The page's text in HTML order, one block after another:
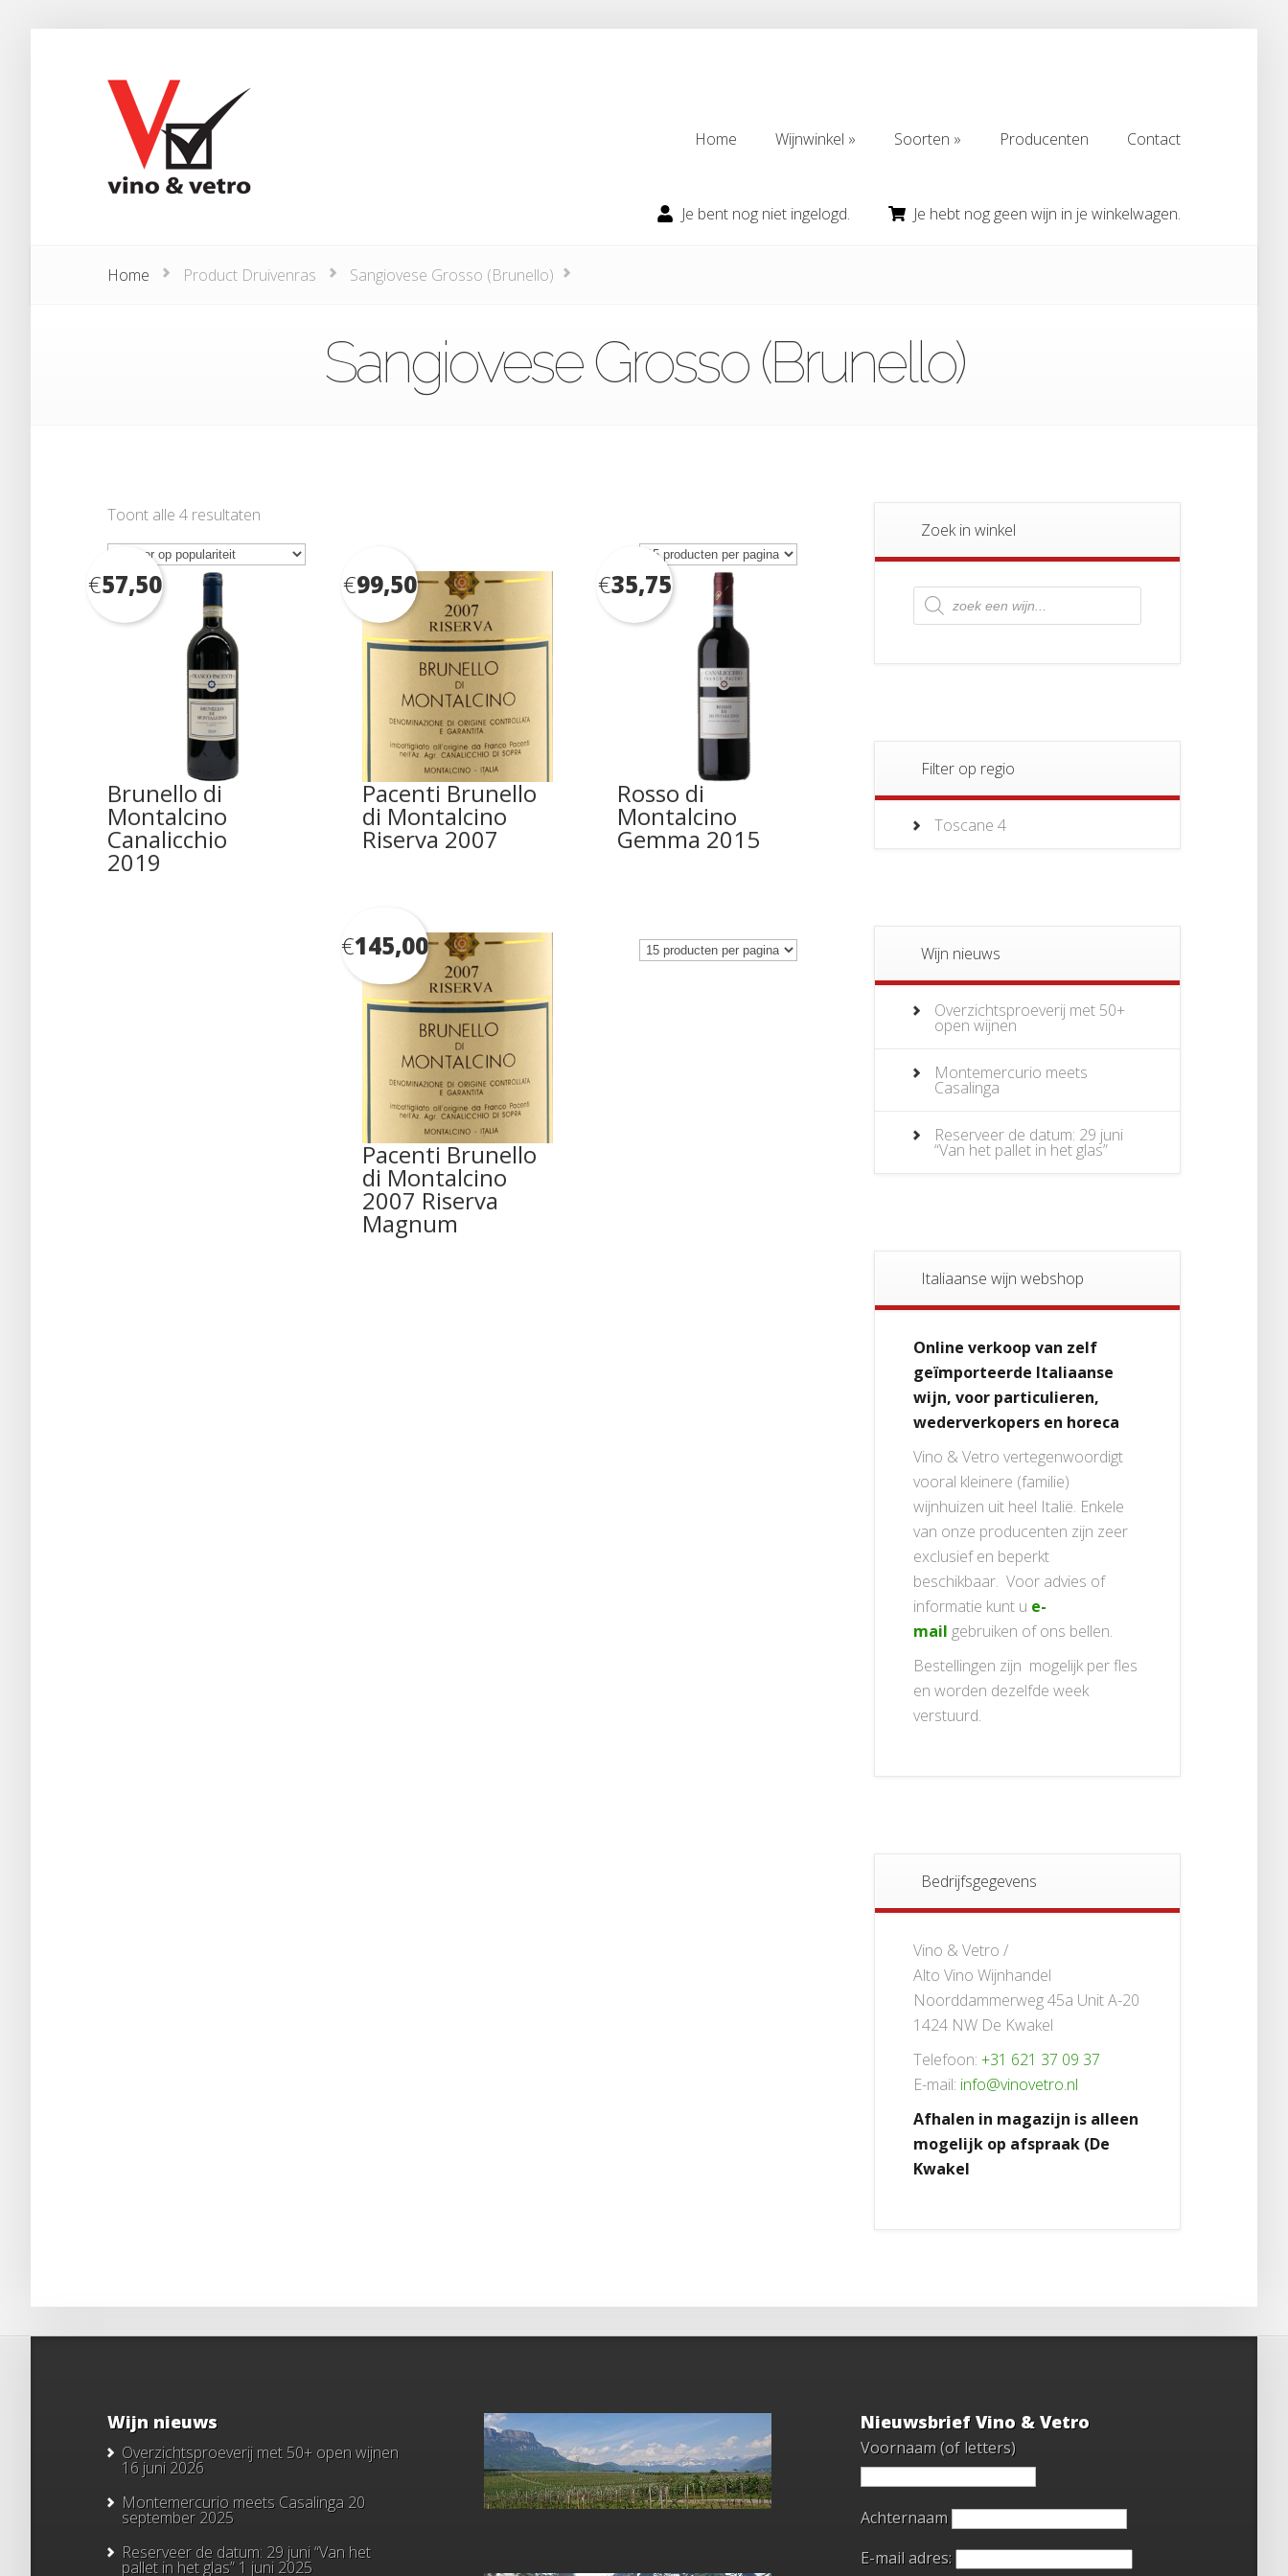
Home
Wijnwinkel
Soorten
Producenten
Contact
Je bent nog niet ingelogd.
Je hebt nog geen wijn in je winkelwagen.
Home Product Druivenras Sangiovese Grosso (Brunello)
Sangiovese Grosso (Brunello)
Toont alle 4 resultaten
op
populariteit
Brunello di
Montalcino
Canalicchio
2019
€57,50
Pacenti Brunello
di Montalcino
Riserva 2007
€99,50
Rosso di
Montalcino
Gemma 2015
€35,75
Pacenti Brunello
di Montalcino
2007 Riserva
Magnum
€145,00
Zoek in winkel
Producten
zoeken
Filter op regio
Toscane 4
Wijn nieuws
Overzichtsproeverij met 50+
open wijnen
Montemercurio meets
Casalinga
Reserveer de datum: 29 juni
“Van het pallet in het glas”
Italiaanse wijn webshop
Online verkoop van zelf
geïmporteerde Italiaanse
wijn, voor particulieren,
wederverkopers en horeca
Vino & Vetro vertegenwoordigt
vooral kleinere (familie)
wijnhuizen uit heel Italië. Enkele
van onze producenten zijn zeer
exclusief en beperkt
beschikbaar. Voor advies of
informatie kunt u e-
mail gebruiken of ons bellen.
Bestellingen zijn mogelijk per fles
en worden dezelfde week
verstuurd.
Bedrijfsgegevens
Vino & Vetro /
Alto Vino Wijnhandel
Noorddammerweg 45a Unit A-20
1424 NW De Kwakel
Telefoon: +31 621 37 09 37
E-mail: info@vinovetro.nl
Afhalen in magazijn is alleen
mogelijk op afspraak (De
Kwakel
Wijn nieuws
Overzichtsproeverij met 50+ open wijnen
16 juni 2026
Montemercurio meets Casalinga 20
september 2025
Reserveer de datum: 29 juni “Van het
pallet in het glas” 1 juni 2025
Nieuwsbrief Vino & Vetro
Voornaam (of letters)
Achternaam
E-mail adres: